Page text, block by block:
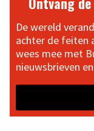
De wereld
achter de feiten
wees mee met
nieuwsbrieven